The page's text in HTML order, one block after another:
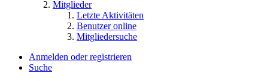
Mitglieder
Letzte Aktivitäten
Benutzer online
Mitgliedersuche
Anmelden oder registrieren
Suche